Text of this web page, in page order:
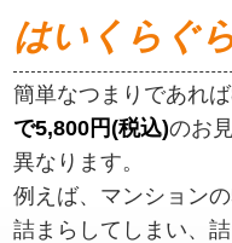
はいくらぐ
簡単なつまりであれ
で5,800円(税込)のお
異なります。
例えば、マンション
詰まらしてしまい、